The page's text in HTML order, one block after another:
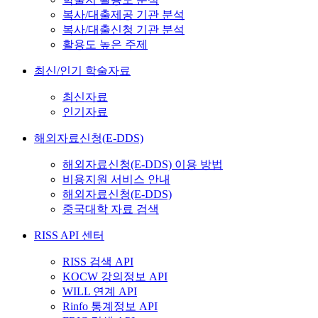
복사/대출제공 기관 분석
복사/대출신청 기관 분석
활용도 높은 주제
최신/인기 학술자료
최신자료
인기자료
해외자료신청(E-DDS)
해외자료신청(E-DDS) 이용 방법
비용지원 서비스 안내
해외자료신청(E-DDS)
중국대학 자료 검색
RISS API 센터
RISS 검색 API
KOCW 강의정보 API
WILL 연계 API
Rinfo 통계정보 API